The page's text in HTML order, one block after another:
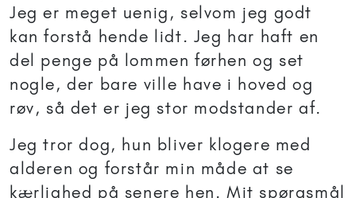
Jeg er meget uenig, selvom jeg godt
kan forstå hende lidt. Jeg har haft en
del penge på lommen førhen og set
nogle, der bare ville have i hoved og
røv, så det er jeg stor modstander af.
Jeg tror dog, hun bliver klogere med
alderen og forstår min måde at se
kærlighed på senere hen. Mit spørgsmål